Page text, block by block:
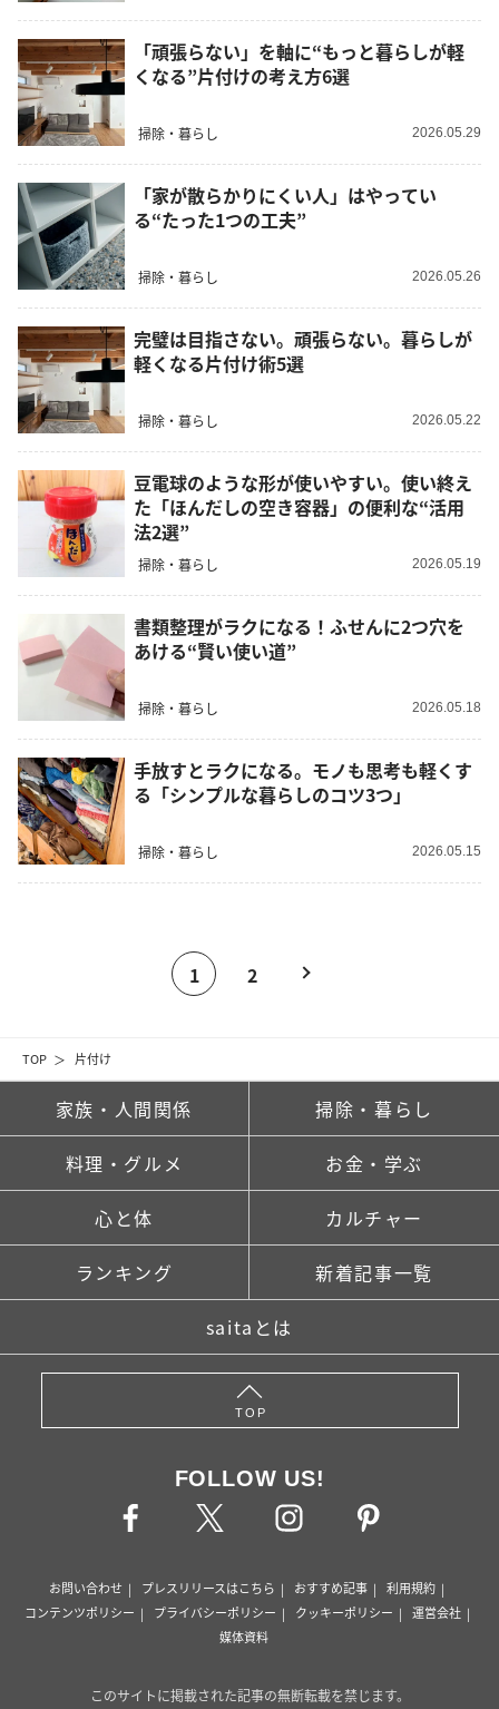
TOP 片付け
「頑張らない」を軸に“もっと暮らしが軽
くなる”片付けの考え方6選
掃除・暮らし 2026.05.29
「家が散らかりにくい人」はやってい
る“たった1つの工夫”
掃除・暮らし 2026.05.26
完璧は目指さない。頑張らない。暮らしが
軽くなる片付け術5選
掃除・暮らし 2026.05.22
豆電球のような形が使いやすい。使い終え
た「ほんだしの空き容器」の便利な“活用
法2選”
掃除・暮らし 2026.05.19
書類整理がラクになる！ふせんに2つ穴を
あける“賢い使い道”
掃除・暮らし 2026.05.18
手放すとラクになる。モノも思考も軽くす
る「シンプルな暮らしのコツ3つ」
掃除・暮らし 2026.05.15
1 2
家族・人間関係 掃除・暮らし
料理・グルメ お金・学ぶ
心と体 カルチャー
ランキング 新着記事一覧
saitaとは
TOP
FOLLOW US!
お問い合わせ プレスリリースはこちら おすすめ記事
利用規約
コンテンツポリシー
プライバシーポリシー クッキーポリシー
運営会社
媒体資料
このサイトに掲載された記事の無断転載を禁じます。